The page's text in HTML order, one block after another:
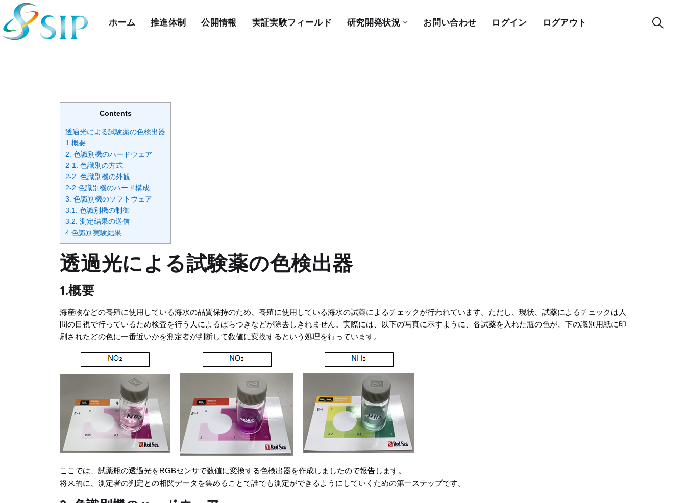
ホーム 推進体制 公開情報 実証実験フィールド 研究開発状況 お問い合わせ ログイン ログアウト
Contents
透過光による試験薬の色検出器
1.概要
2. 色識別機のハードウェア
2-1. 色識別の方式
2-2. 色識別機の外観
2-2.色識別機のハード構成
3. 色識別機のソフトウェア
3.1. 色識別機の制御
3.2. 測定結果の送信
4.色識別実験結果
透過光による試験薬の色検出器
1.概要
海産物などの養殖に使用している海水の品質保持のため、養殖に使用している海水の試薬によるチェックが行われています。ただし、現状、試薬によるチェックは人
間の目視で行っているため検査を行う人によるばらつきなどが除去しきれません。実際には、以下の写真に示すように、各試薬を入れた瓶の色が、下の識別用紙に印
刷されたどの色に一番近いかを測定者が判断して数値に変換するという処理を行っています。
ここでは、試薬瓶の透過光をRGBセンサで数値に変換する色検出器を作成しましたので報告します。
将来的に、測定者の判定との相関データを集めることで誰でも測定ができるようにしていくための第一ステップです。